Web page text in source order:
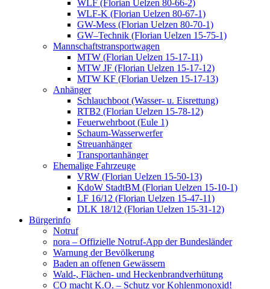
WLF (Florian Uelzen 80-66-2)
WLF-K (Florian Uelzen 80-67-1)
GW-Mess (Florian Uelzen 80-70-1)
GW–Technik (Florian Uelzen 15-75-1)
Mannschaftstransportwagen
MTW (Florian Uelzen 15-17-11)
MTW JF (Florian Uelzen 15-17-12)
MTW KF (Florian Uelzen 15-17-13)
Anhänger
Schlauchboot (Wasser- u. Eisrettung)
RTB2 (Florian Uelzen 15-78-12)
Feuerwehrboot (Eule 1)
Schaum-Wasserwerfer
Streuanhänger
Transportanhänger
Ehemalige Fahrzeuge
VRW (Florian Uelzen 15-50-13)
KdoW StadtBM (Florian Uelzen 15-10-1)
LF 16/12 (Florian Uelzen 15-47-11)
DLK 18/12 (Florian Uelzen 15-31-12)
Bürgerinfo
Notruf
nora – Offizielle Notruf-App der Bundesländer
Warnung der Bevölkerung
Baden an offenen Gewässern
Wald-, Flächen- und Heckenbrandverhütung
CO macht K.O. – Schutz vor Kohlenmonoxid!